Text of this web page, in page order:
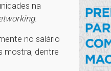
na
.
no salário
mostra, dentre